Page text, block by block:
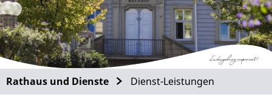
Rathaus und Dienste Dienst-Leistungen